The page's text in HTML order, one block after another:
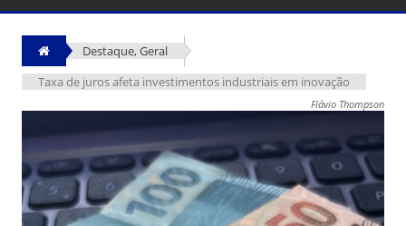
Destaque,Geral
Taxa de juros afeta investimentos industriais em inovação
Flávio Thompson